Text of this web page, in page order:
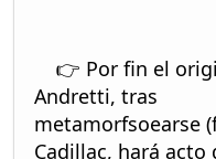
👉 Por fin el
Andretti, tras
metamorfsoearse
Cadillac, hará acto